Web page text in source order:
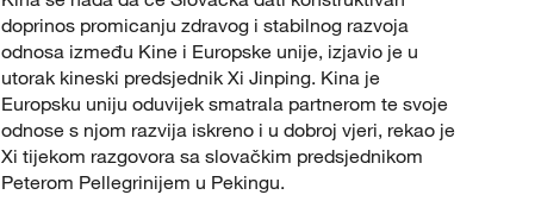
doprinos promicanju zdravog i stabilnog razvoja
odnosa između Kine i Europske unije, izjavio je u
utorak kineski predsjednik Xi Jinping. Kina je
Europsku uniju oduvijek smatrala partnerom te svoje
odnose s njom razvija iskreno i u dobroj vjeri, rekao je
Xi tijekom razgovora sa slovačkim predsjednikom
Peterom Pellegrinijem u Pekingu.